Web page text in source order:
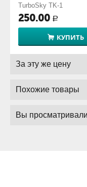
TurboSky TK-1
250.00 Р
КУПИТЬ
За эту же цену
Похожие товары
Вы